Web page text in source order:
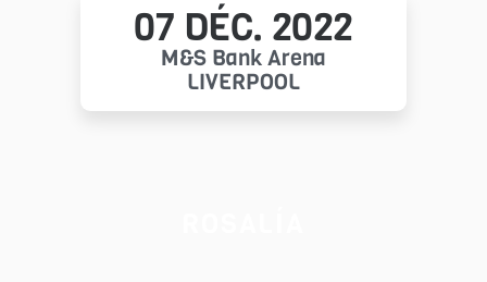
07 DÉC. 2022
M&S Bank Arena
LIVERPOOL